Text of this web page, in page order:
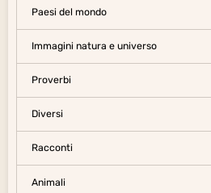
Paesi del mondo
Immagini natura e universo
Proverbi
Diversi
Racconti
Animali